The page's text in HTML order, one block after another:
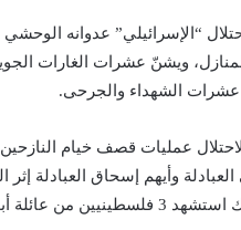
ويشنّ عشرات الغارات
عشرات الشهداء والجرحى.
عمليات قصف خيام
العبادلة وأيهم إسحاق
استهداف الاحتلال خيمة في المواصي.